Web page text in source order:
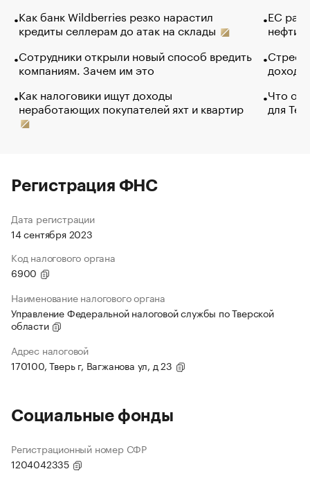
Как банк Wildberries резко нарастил
кредиты селлерам до атак на склады
Сотрудники открыли новый способ вредить
компаниям. Зачем им это
Как налоговики ищут доходы
неработающих покупателей яхт и квартир
ЕС
нефти
Что
для
Регистрация ФНС
Дата регистрации
14 сентября 2023
Код налогового органа
6900
Наименование налогового органа
Управление Федеральной налоговой службы по Тверской
области
Адрес налоговой
170100, Тверь г, Вагжанова ул, д 23
Социальные фонды
Регистрационный номер СФР
1204042335